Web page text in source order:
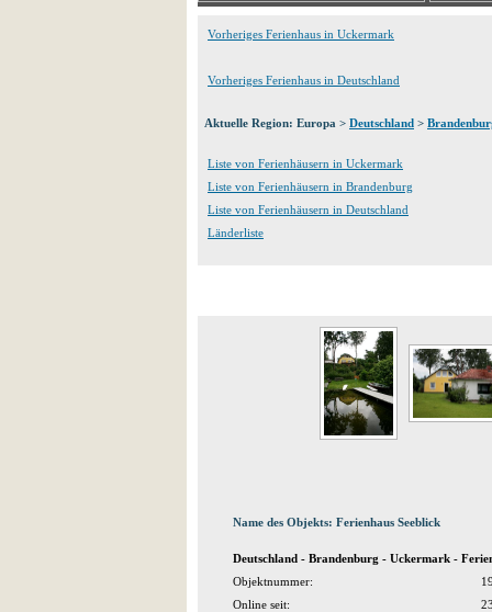
Vorheriges Ferienhaus in Uckermark
Vorheriges Ferienhaus in Deutschland
Aktuelle Region: Europa > Deutschland >
Liste von Ferienhäusern in Uckermark
Liste von Ferienhäusern in Brandenburg
Liste von Ferienhäusern in Deutschland
Länderliste
Name des Objekts: Ferienhaus Seeblick
Deutschland - Brandenburg - Uckermark -
Objektnummer:
Online seit: